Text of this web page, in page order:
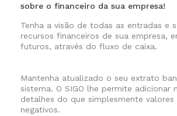
sobre o financeiro da sua empresa!
Tenha a visão de todas as entradas e
recursos financeiros de sua empresa,
futuros, através do fluxo de caixa.
Mantenha atualizado o seu extrato
sistema. O SIGO lhe permite adicionar
detalhes do que simplesmente valores
negativos.